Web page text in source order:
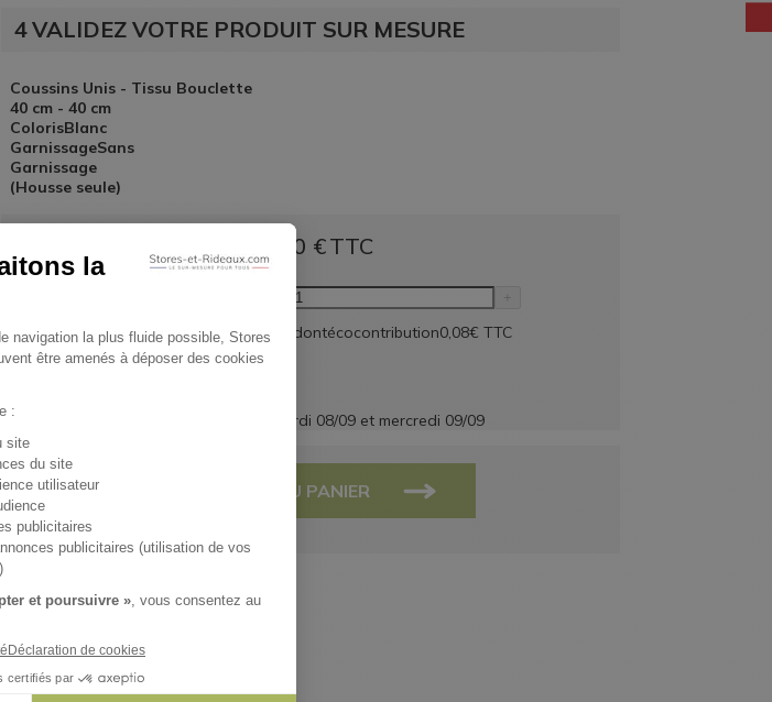
4VALIDEZ VOTRE PRODUIT SUR MESURE
Coussins Unis - Tissu Bouclette
40 cm - 40 cm
ColorisBlanc
GarnissageSans
Garnissage
(Housse seule)
24,90 €TTC
+
Montant total24,90€TTC dontécocontribution0,08€ TTC
Expédition gratuite en France mardi 08/09 et mercredi 09/09
AJOUTER AU PANIER